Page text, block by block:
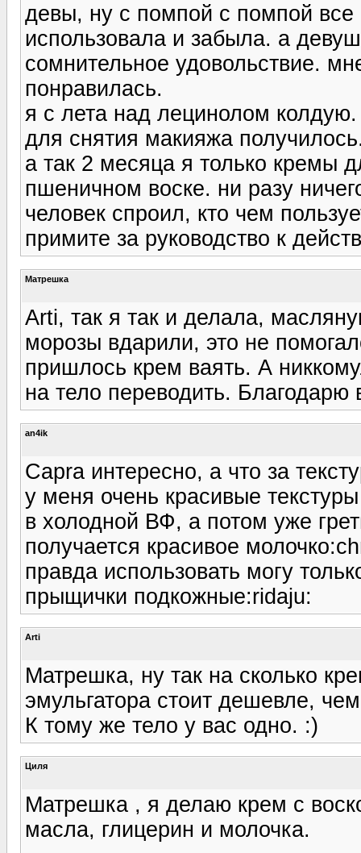
девы, ну с помпой с помпой
использовала и забыла. а
сомнительное удовольствие.
понравилась.
я с лета над лецинолом колдую.
для снятия макияжа
а так 2 месяца я только кремы
пшеничном воске. ни разу
человек спроил, кто чем
примите за руководство к
Матрешка
Arti, так я так и делала,
морозы вдарили, это не
пришлось крем ваять. А
на тело переводить. Благодарю
an4ik
Capra интересно, а что за
у меня очень красивые
в холодной ВФ, а потом уже
получается красивое
правда использовать могу
прыщички подкожные:ridaju:
Arti
Матрешка, ну так на сколько
эмульгатора стоит дешевле,
К тому же тело у вас одно. :)
Циля
Матрешка , я делаю крем с
масла, глицерин и молочка.